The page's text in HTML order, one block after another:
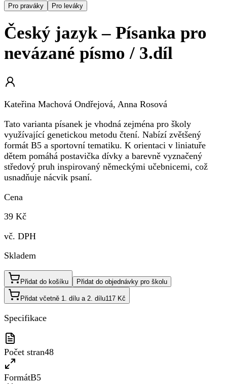
Pro praváky Pro leváky
Český jazyk – Písanka pro
nevázané písmo / 3.díl
Kateřina Machová Ondřejová, Anna Rosová
Tato varianta písanek je vhodná zejména pro školy
využívající genetickou metodu čtení. Nabízí zvětšený
formát B5 a sportovní tematiku. K orientaci v liniatuře
dětem pomáhá postavička dívky a barevně vyznačený
středový pruh inspirovaný německými učebnicemi, což
usnadňuje nácvik psaní.
Cena
39 Kč
vč. DPH
Skladem
Přidat do košíku Přidat do objednávky pro školu
Přidat včetně 1. dílu a 2. dílu117 Kč
Specifikace
Počet stran48
FormátB5